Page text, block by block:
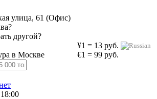
улица, 61 (Офис)
другой?
¥1 = 13 руб.
€1 = 99 руб.
в Москве